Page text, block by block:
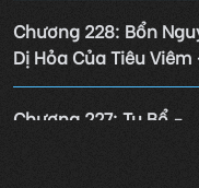
Chương 228: Bổn
Dị Hỏa Của Tiêu Viêm
Thanh Liên Địa Tâm
Chương 227: Tu Bổ -